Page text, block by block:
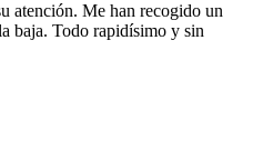
atención. Me han recogido un
baja. Todo rapidísimo y sin